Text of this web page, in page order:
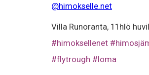
@himokselle.net
Villa Runoranta, 11hlö
#himoksellenet
#flytrough #loma